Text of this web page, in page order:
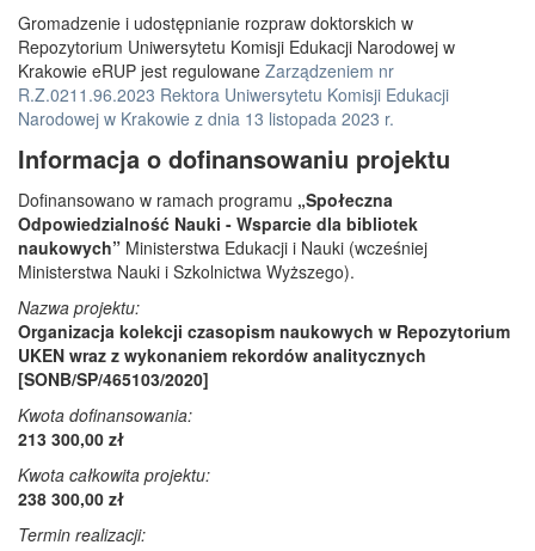
Gromadzenie i udostępnianie rozpraw doktorskich w
Repozytorium Uniwersytetu Komisji Edukacji Narodowej w
Krakowie eRUP jest regulowane Zarządzeniem nr
R.Z.0211.96.2023 Rektora Uniwersytetu Komisji Edukacji
Narodowej w Krakowie z dnia 13 listopada 2023 r.
Informacja o dofinansowaniu projektu
Dofinansowano w ramach programu „Społeczna
Odpowiedzialność Nauki - Wsparcie dla bibliotek
naukowych” Ministerstwa Edukacji i Nauki (wcześniej
Ministerstwa Nauki i Szkolnictwa Wyższego).
Nazwa projektu:
Organizacja kolekcji czasopism naukowych w Repozytorium
UKEN wraz z wykonaniem rekordów analitycznych
[SONB/SP/465103/2020]
Kwota dofinansowania:
213 300,00 zł
Kwota całkowita projektu:
238 300,00 zł
Termin realizacji: